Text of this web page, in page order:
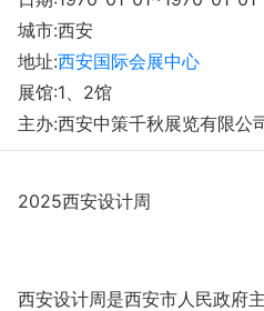
城市:西安
地址:西安国际会展中心
展馆:1、2馆
主办:西安中策千秋展览有限公
2025西安设计周
西安设计周是西安市人民政府